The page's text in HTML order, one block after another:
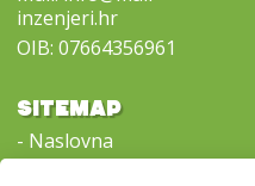
inzenjeri.hr
OIB: 07664356961
SITEMAP
- Naslovna